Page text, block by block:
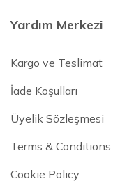
Yardım Merkezi
Kargo ve Teslimat
İade Koşulları
Üyelik Sözleşmesi
Terms & Conditions
Cookie Policy